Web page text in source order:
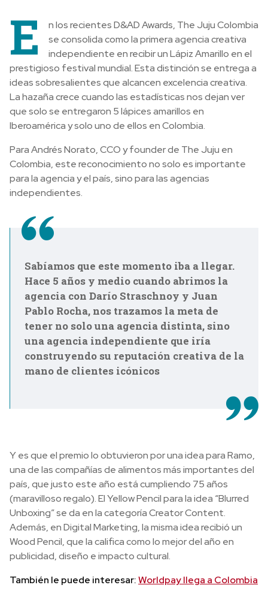
E
n los recientes D&AD Awards, The Juju Colombia
se consolida como la primera agencia creativa
independiente en recibir un Lápiz Amarillo en el
prestigioso festival mundial. Esta distinción se entrega a
ideas sobresalientes que alcancen excelencia creativa.
La hazaña crece cuando las estadísticas nos dejan ver
que solo se entregaron 5 lápices amarillos en
Iberoamérica y solo uno de ellos en Colombia.
Para Andrés Norato, CCO y founder de The Juju en
Colombia, este reconocimiento no solo es importante
para la agencia y el país, sino para las agencias
independientes.
Sabíamos que este momento iba a llegar.
Hace 5 años y medio cuando abrimos la
agencia con Darío Straschnoy y Juan
Pablo Rocha, nos trazamos la meta de
tener no solo una agencia distinta, sino
una agencia independiente que iría
construyendo su reputación creativa de la
mano de clientes icónicos
Y es que el premio lo obtuvieron por una idea para Ramo,
una de las compañías de alimentos más importantes del
país, que justo este año está cumpliendo 75 años
(maravilloso regalo). El Yellow Pencil para la idea “Blurred
Unboxing” se da en la categoría Creator Content.
Además, en Digital Marketing, la misma idea recibió un
Wood Pencil, que la califica como lo mejor del año en
publicidad, diseño e impacto cultural.
También le puede interesar:Worldpay llega a Colombia